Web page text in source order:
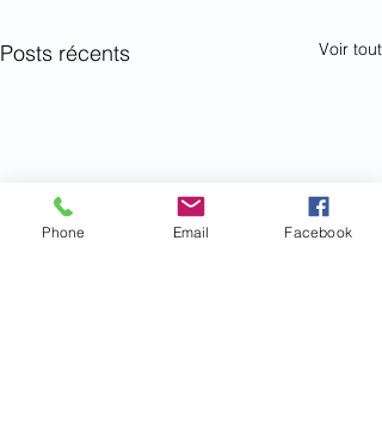
Posts récents Voir tout
Phone Email Facebook